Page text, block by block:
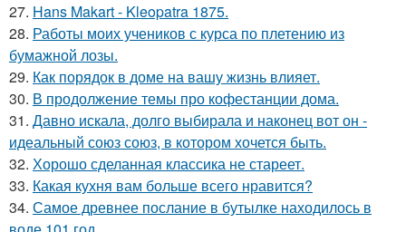
27. Hans Makart - Kleopatra 1875.
28. Работы моих учеников с курса по плетению из
бумажной лозы.
29. Как порядок в доме на вашу жизнь влияет.
30. В продолжение темы про кофестанции дома.
31. Давно искала, долго выбирала и наконец вот он -
идеальный союз союз, в котором хочется быть.
32. Хорошо сделанная классика не стареет.
33. Какая кухня вам больше всего нравится?
34. Самое древнее послание в бутылке находилось в